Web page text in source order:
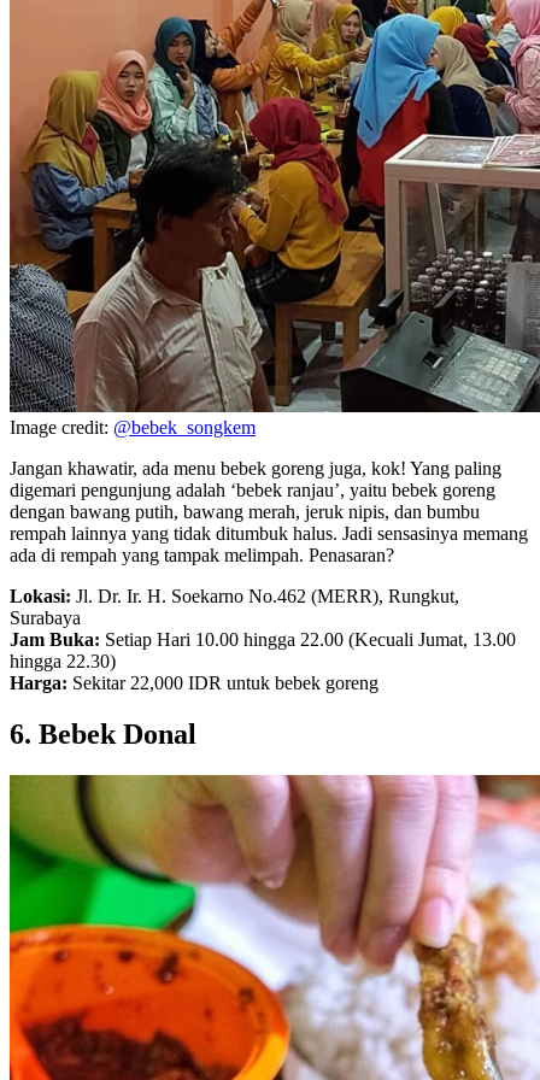
Image credit: @bebek_songkem
Jangan khawatir, ada menu bebek goreng juga, kok! Yang paling
digemari pengunjung adalah ‘bebek ranjau’, yaitu bebek goreng
dengan bawang putih, bawang merah, jeruk nipis, dan bumbu
rempah lainnya yang tidak ditumbuk halus. Jadi sensasinya memang
ada di rempah yang tampak melimpah. Penasaran?
Lokasi: Jl. Dr. Ir. H. Soekarno No.462 (MERR), Rungkut,
Surabaya
Jam Buka: Setiap Hari 10.00 hingga 22.00 (Kecuali Jumat, 13.00
hingga 22.30)
Harga: Sekitar 22,000 IDR untuk bebek goreng
6. Bebek Donal